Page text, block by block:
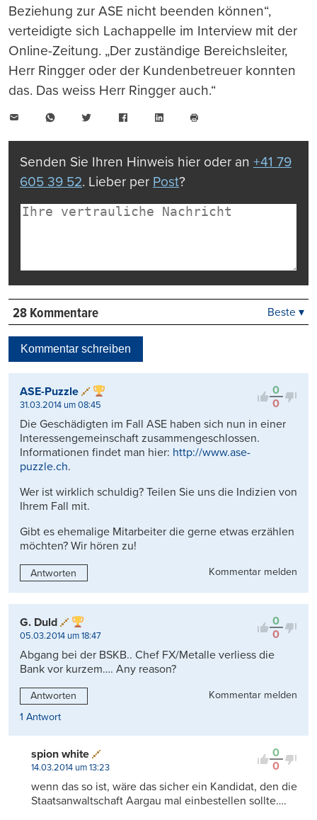
Beziehung zur ASE nicht beenden können“,
verteidigte sich Lachappelle im Interview mit der
Online-Zeitung. „Der zuständige Bereichsleiter,
Herr Ringger oder der Kundenbetreuer konnten
das. Das weiss Herr Ringger auch.“
WhatsAppTwitter FacebookLinkedIn
drucken
Senden Sie Ihren Hinweis hier oder an +41 79
605 39 52. Lieber per Post?
28 Kommentare
Kontrovers
Beste ▾
Kommentar schreiben
0
0
ASE-Puzzle
31.03.2014 um 08:45
Die Geschädigten im Fall ASE haben sich nun in einer
Interessengemeinschaft zusammengeschlossen.
Informationen findet man hier: http://www.ase-
puzzle.ch.
Wer ist wirklich schuldig? Teilen Sie uns die Indizien von
Ihrem Fall mit.
Gibt es ehemalige Mitarbeiter die gerne etwas erzählen
möchten? Wir hören zu!
Antworten Kommentar melden
0
0
G. Duld
05.03.2014 um 18:47
Abgang bei der BSKB.. Chef FX/Metalle verliess die
Bank vor kurzem…. Any reason?
Antworten
Kommentar melden
1 Antwort
0
0
spion white
14.03.2014 um 13:23
wenn das so ist, wäre das sicher ein Kandidat, den die
Staatsanwaltschaft Aargau mal einbestellen sollte….